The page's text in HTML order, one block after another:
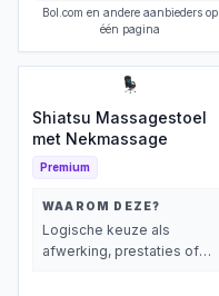
Bol.com en andere aanbieders op
één pagina
Shiatsu Massagestoel
met Nekmassage
Premium
WAAROM DEZE?
Logische keuze als
afwerking, prestaties of